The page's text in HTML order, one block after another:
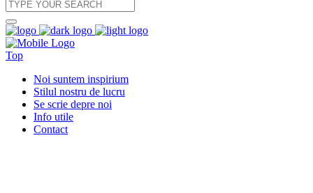
Top
Noi suntem inspirium
Stilul nostru de lucru
Se scrie depre noi
Info utile
Contact